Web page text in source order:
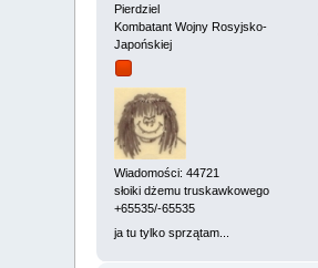
Pierdziel
Kombatant Wojny Rosyjsko-
Japońskiej
Wiadomości: 44721
słoiki dżemu truskawkowego
+65535/-65535
ja tu tylko sprzątam...